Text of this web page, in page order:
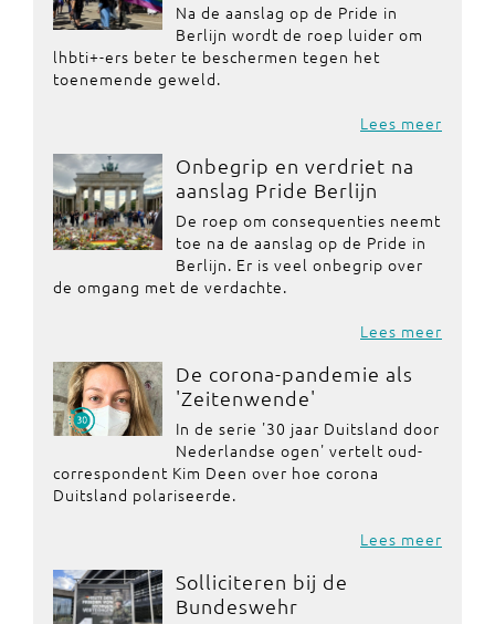
Na de aanslag op de Pride in
Berlijn wordt de roep luider om
lhbti+-ers beter te beschermen tegen het
toenemende geweld.
Lees meer
Onbegrip en verdriet na
aanslag Pride Berlijn
De roep om consequenties neemt
toe na de aanslag op de Pride in
Berlijn. Er is veel onbegrip over
de omgang met de verdachte.
Lees meer
De corona-pandemie als
'Zeitenwende'
In de serie '30 jaar Duitsland door
Nederlandse ogen' vertelt oud-
correspondent Kim Deen over hoe corona
Duitsland polariseerde.
Lees meer
Solliciteren bij de
Bundeswehr